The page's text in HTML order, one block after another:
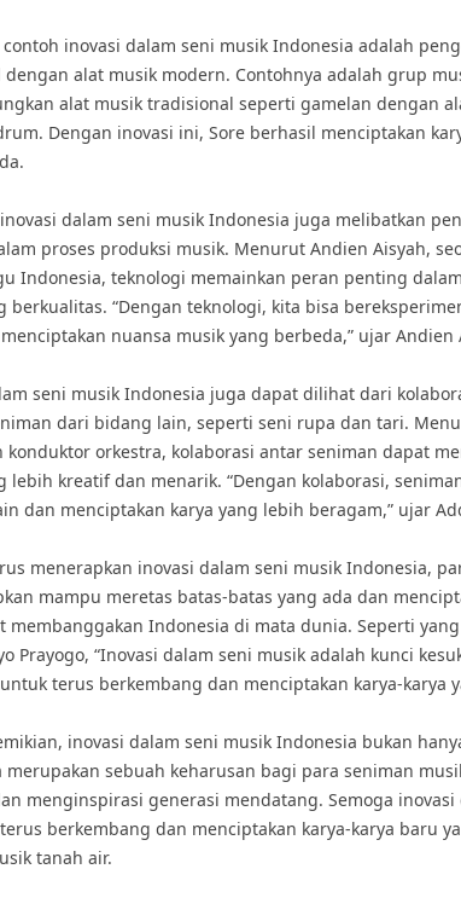
contoh inovasi dalam seni musik Indonesia adalah
alat musik modern. Contohnya adalah grup
alat musik tradisional seperti gamelan dengan
Dengan inovasi ini, Sore berhasil menciptakan
dalam seni musik Indonesia juga melibatkan
proses produksi musik. Menurut Andien Aisyah,
Indonesia, teknologi memainkan peran penting
berkualitas. “Dengan teknologi, kita bisa
nuansa musik yang berbeda,” ujar Andien
seni musik Indonesia juga dapat dilihat dari
dari bidang lain, seperti seni rupa dan tari.
konduktor orkestra, kolaborasi antar seniman dapat
lebih kreatif dan menarik. “Dengan kolaborasi,
dan menciptakan karya yang lebih beragam,” ujar
menerapkan inovasi dalam seni musik Indonesia,
mampu meretas batas-batas yang ada dan
membanggakan Indonesia di mata dunia. Seperti
Prayogo, “Inovasi dalam seni musik adalah kunci
terus berkembang dan menciptakan karya-karya
inovasi dalam seni musik Indonesia bukan
sebuah keharusan bagi para seniman
menginspirasi generasi mendatang. Semoga
berkembang dan menciptakan karya-karya baru
tanah air.